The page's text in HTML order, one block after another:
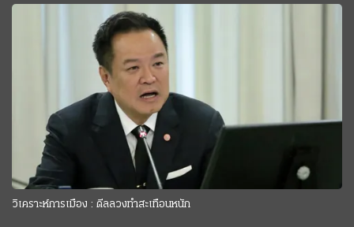
วิเคราะห์การเมือง : ดีลลวงทำสะเทือนหนัก